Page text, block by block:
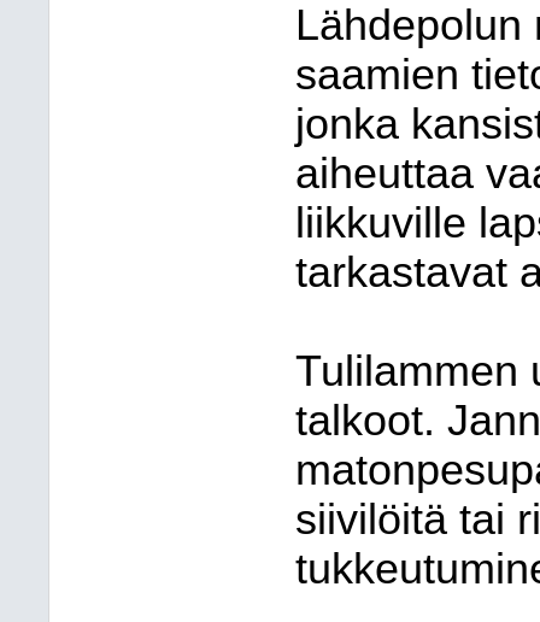
Lähdepolun
saamien
jonka
aiheuttaa
liikkuville
tarkastavat
Tulilammen
talkoot.
siivilöitä tai